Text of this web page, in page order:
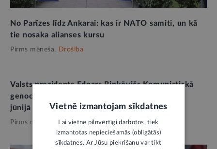
No Parīzes līdz Ankarai: kas ir NATO samiti, un kā
tie nosaka alianses kursu
Pirms mēneša, Drošība
AMATPERSONAS RUNA
Valsts prezidents Edgars Rinkēvičs Komunistiskā
genocīda upuru piemiņas dienā 2026. gada 14.
jūnijā
Pirms mēneša, Drošība
Vietnē izmantojam sīkdatnes
Lai vietne pilnvērtīgi darbotos, tiek
izmantotas nepieciešamās (obligātās)
sīkdatnes. Ar Jūsu piekrišanu var tikt